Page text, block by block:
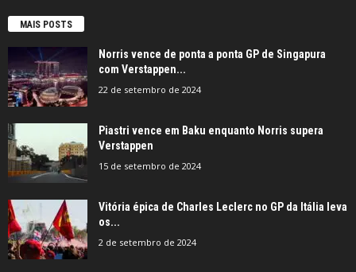
MAIS POSTS
Norris vence de ponta a ponta GP de Singapura
com Verstappen...
22 de setembro de 2024
Piastri vence em Baku enquanto Norris supera
Verstappen
15 de setembro de 2024
Vitória épica de Charles Leclerc no GP da Itália leva
os...
2 de setembro de 2024